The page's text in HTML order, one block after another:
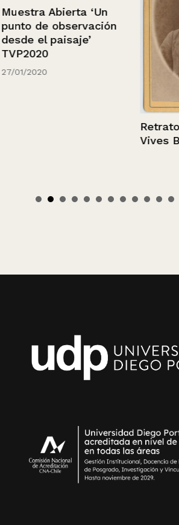
Muestra Abierta ‘Un
punto de observación
desde el paisaje’
TVP2020
27/01/2020
Vives